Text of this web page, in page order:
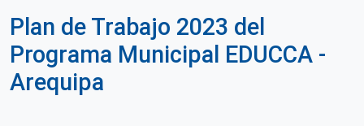
Plan de Trabajo 2023 del
Programa Municipal EDUCCA -
Arequipa